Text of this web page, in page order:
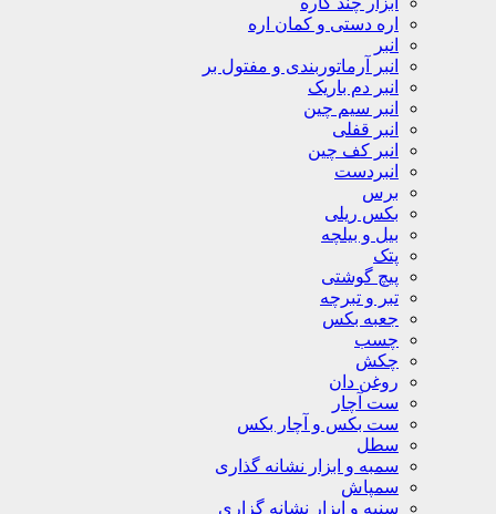
اره دستی و کمان اره
انبر
انبر آرماتوربندی و مفتول بر
انبر دم باریک
انبر سیم چین
انبر قفلی
انبر کف چین
انبردست
برس
بکس ریلی
بیل و بیلچه
پتک
پیچ گوشتی
تبر و تبرچه
جعبه بکس
چسب
چکش
روغن دان
ست آچار
ست بکس و آچار بکس
سطل
سمبه و ابزار نشانه گذاری
سمپاش
سنبه و ابزار نشانه گزاری